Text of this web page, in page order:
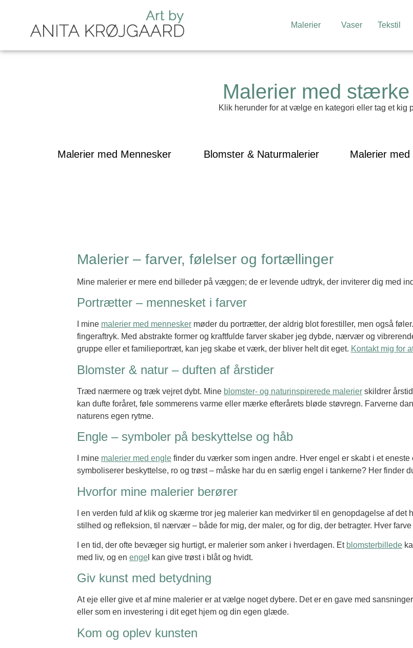
Malerier Vaser Tekstil
Malerier med
Klik herunder for at vælge en kategori eller tag et kig
Malerier med Mennesker Blomster & Naturmalerier Malerier med
Malerier – farver, følelser og fortællinger
Mine malerier er mere end billeder på væggen; de er levende udtryk, der inviterer dig med
Portrætter – mennesket i farver
I mine malerier med mennesker møder du portrætter, der aldrig blot forestiller, men også
fingeraftryk. Med abstrakte former og kraftfulde farver skaber jeg dybde, nærvær og
gruppe eller et familieportræt, kan jeg skabe et værk, der bliver helt dit eget. Kontakt mig for
Blomster & natur – duften af årstider
Træd nærmere og træk vejret dybt. Mine blomster- og naturinspirerede malerier skildrer
kan dufte foråret, føle sommerens varme eller mærke efterårets bløde støvregn. Farverne
naturens egen rytme.
Engle – symboler på beskyttelse og håb
I mine malerier med engle finder du værker som ingen andre. Hver engel er skabt i et
symboliserer beskyttelse, ro og trøst – måske har du en særlig engel i tankerne? Her finder
Hvorfor mine malerier berører
I en verden fuld af klik og skærme tror jeg malerier kan medvirker til en genopdagelse af
stilhed og refleksion, til nærvær – både for mig, der maler, og for dig, der betragter. Hver
I en tid, der ofte bevæger sig hurtigt, er malerier som anker i hverdagen. Et blomsterbillede
med liv, og en enge l kan give trøst i blåt og hvidt.
Giv kunst med betydning
At eje eller give et af mine malerier er at vælge noget dybere. Det er en gave med
eller som en investering i dit eget hjem og din egen glæde.
Kom og oplev kunsten